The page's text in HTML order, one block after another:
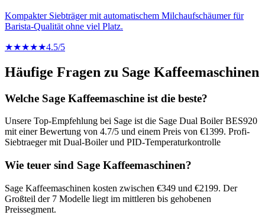
Kompakter Siebträger mit automatischem Milchaufschäumer für
Barista-Qualität ohne viel Platz.
★★★★★4.5/5
Häufige Fragen zu Sage Kaffeemaschinen
Welche Sage Kaffeemaschine ist die beste?
Unsere Top-Empfehlung bei Sage ist die Sage Dual Boiler BES920
mit einer Bewertung von 4.7/5 und einem Preis von €1399. Profi-
Siebtraeger mit Dual-Boiler und PID-Temperaturkontrolle
Wie teuer sind Sage Kaffeemaschinen?
Sage Kaffeemaschinen kosten zwischen €349 und €2199. Der
Großteil der 7 Modelle liegt im mittleren bis gehobenen
Preissegment.